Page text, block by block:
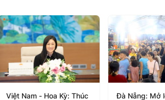
Đà Nẵng: Mở lối cho
Chỉ thị 25: